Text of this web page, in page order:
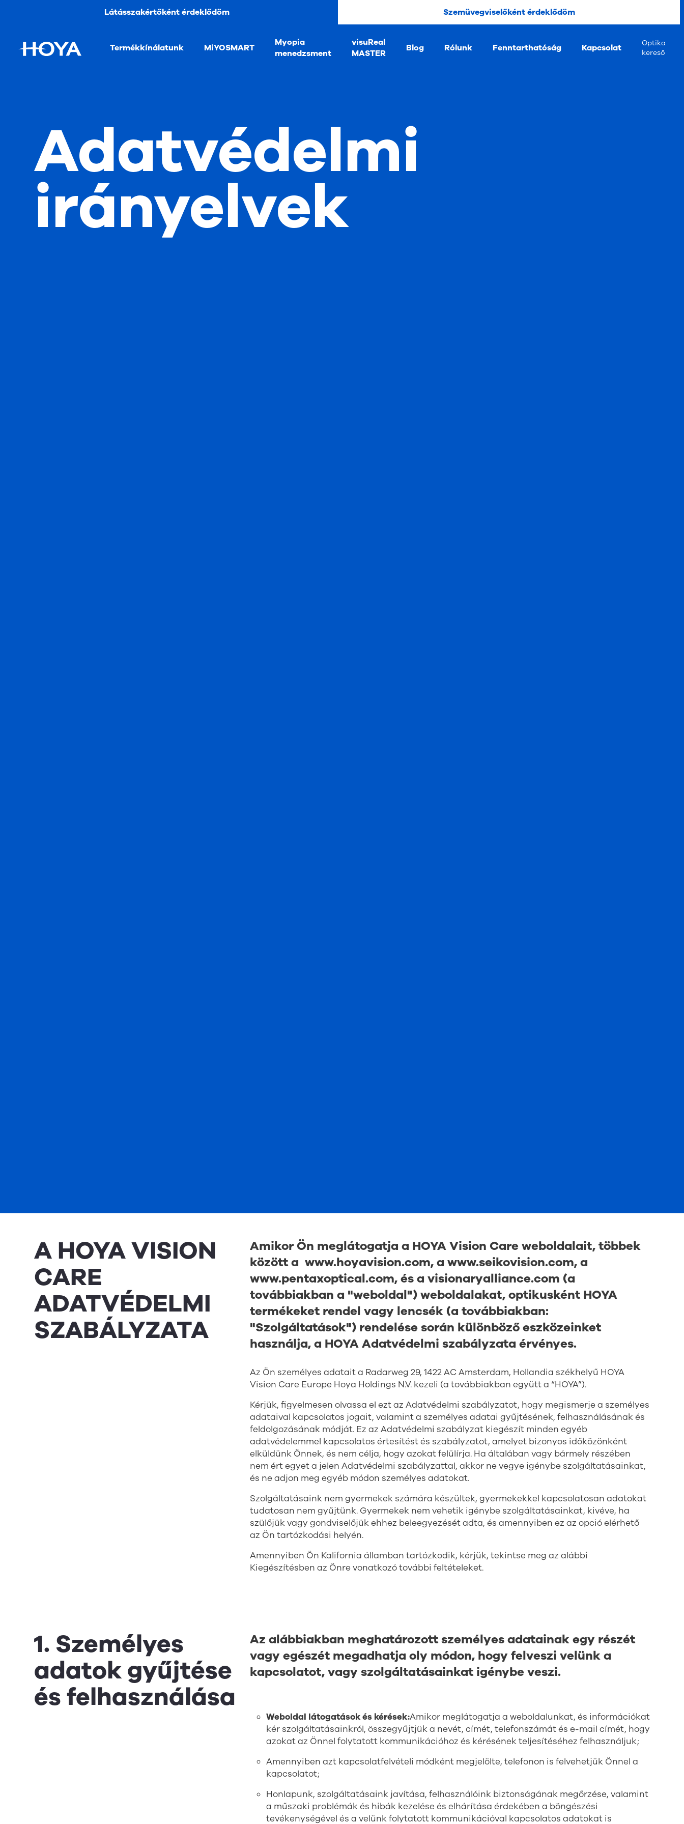
Látásszakértőként érdeklődöm Szemüvegviselőként érdeklődöm
Termékkínálatunk MiYOSMART
Myopia
menedzsment
visuReal
MASTER
Blog Rólunk Fenntarthatóság Kapcsolat
Optika
kereső
Adatvédelmi
irányelvek
A HOYA VISION
CARE
ADATVÉDELMI
SZABÁLYZATA
Amikor Ön meglátogatja a HOYA Vision Care weboldalait, többek
között a www.hoyavision.com, a www.seikovision.com, a
www.pentaxoptical.com, és a visionaryalliance.com (a
továbbiakban a "weboldal") weboldalakat,optikusként HOYA
termékeket rendel vagy lencsék (a továbbiakban:
"Szolgáltatások") rendelése során különböző eszközeinket
használja, a HOYA Adatvédelmi szabályzata érvényes.
Az Ön személyes adatait a Radarweg 29, 1422 AC Amsterdam, Hollandia székhelyű HOYA
Vision Care Europe Hoya Holdings N.V. kezeli (a továbbiakban együtt a “HOYA”).
Kérjük, figyelmesen olvassa el ezt az Adatvédelmi szabályzatot, hogy megismerje a személyes
adataival kapcsolatos jogait, valamint a személyes adatai gyűjtésének, felhasználásának és
feldolgozásának módját. Ez az Adatvédelmi szabályzat kiegészít minden egyéb
adatvédelemmel kapcsolatos értesítést és szabályzatot, amelyet bizonyos időközönként
elküldünk Önnek, és nem célja, hogy azokat felülírja. Ha általában vagy bármely részében
nem ért egyet a jelen Adatvédelmi szabályzattal, akkor ne vegye igénybe szolgáltatásainkat,
és ne adjon meg egyéb módon személyes adatokat.
Szolgáltatásaink nem gyermekek számára készültek, gyermekekkel kapcsolatosan adatokat
tudatosan nem gyűjtünk. Gyermekek nem vehetik igénybe szolgáltatásainkat, kivéve, ha
szülőjük vagy gondviselőjük ehhez beleegyezését adta, és amennyiben ez az opció elérhető
az Ön tartózkodási helyén.
Amennyiben Ön Kalifornia államban tartózkodik, kérjük, tekintse meg az alábbi
Kiegészítésben az Önre vonatkozó további feltételeket.
1. Személyes
adatok gyűjtése
és felhasználása
Az alábbiakban meghatározott személyes adatainak egy részét
vagy egészét megadhatja oly módon, hogy felveszi velünk a
kapcsolatot, vagy szolgáltatásainkat igénybe veszi.
Weboldal látogatások és kérések:Amikor meglátogatja a weboldalunkat, és információkat
kér szolgáltatásainkról, összegyűjtjük a nevét, címét, telefonszámát és e-mail címét, hogy
azokat az Önnel folytatott kommunikációhoz és kérésének teljesítéséhez felhasználjuk;
Amennyiben azt kapcsolatfelvételi módként megjelölte, telefonon is felvehetjük Önnel a
kapcsolatot;
Honlapunk, szolgáltatásaink javítása, felhasználóink biztonságának megőrzése, valamint
a műszaki problémák és hibák kezelése és elhárítása érdekében a böngészési
tevékenységével és a velünk folytatott kommunikációval kapcsolatos adatokat is